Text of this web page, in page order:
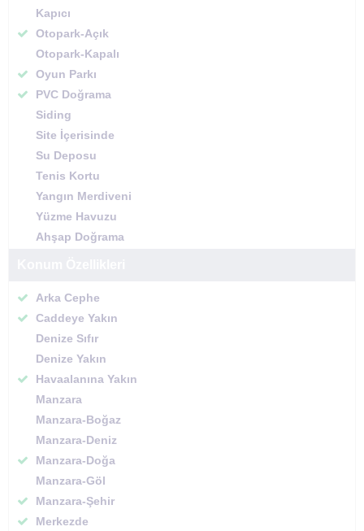
Kapıcı
Otopark-Açık
Otopark-Kapalı
Oyun Parkı
PVC Doğrama
Siding
Site İçerisinde
Su Deposu
Tenis Kortu
Yangın Merdiveni
Yüzme Havuzu
Ahşap Doğrama
Arka Cephe
Caddeye Yakın
Denize Sıfır
Denize Yakın
Havaalanına Yakın
Manzara
Manzara-Boğaz
Manzara-Deniz
Manzara-Doğa
Manzara-Göl
Manzara-Şehir
Merkezde